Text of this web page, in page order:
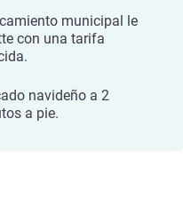
municipal le
con una tarifa
navideño a 2
a pie.